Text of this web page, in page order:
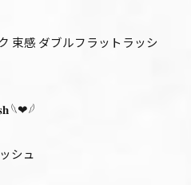
束感 ダブルフラットラッシ
𓆩❤︎𓆪
シュ